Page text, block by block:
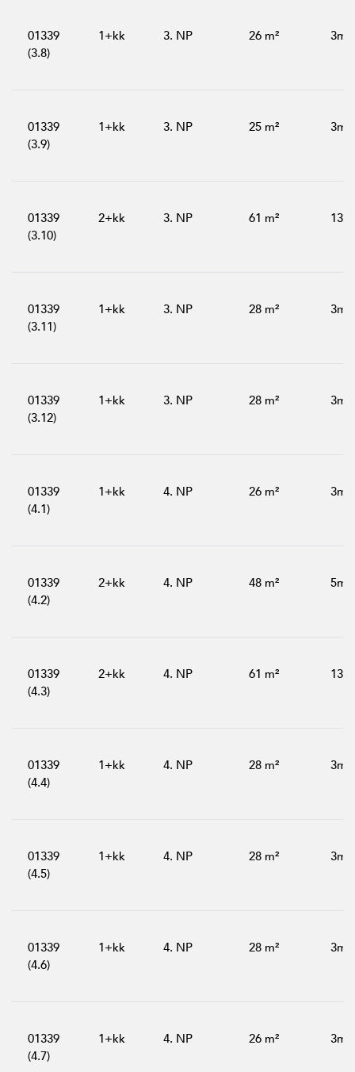
01339
(3.8)
1+kk 3. NP 26 m² 3m²
01339
(3.9)
1+kk 3. NP 25 m² 3m²
01339
(3.10)
2+kk 3. NP 61 m²
01339
(3.11)
1+kk 3. NP 28 m² 3m²
01339
(3.12)
1+kk 3. NP 28 m² 3m²
01339
(4.1)
1+kk 4. NP 26 m² 3m²
01339
(4.2)
2+kk 4. NP 48 m² 5m²
01339
(4.3)
2+kk 4. NP 61 m²
01339
(4.4)
1+kk 4. NP 28 m² 3m²
01339
(4.5)
1+kk 4. NP 28 m² 3m²
01339
(4.6)
1+kk 4. NP 28 m² 3m²
01339
(4.7)
1+kk 4. NP 26 m² 3m²